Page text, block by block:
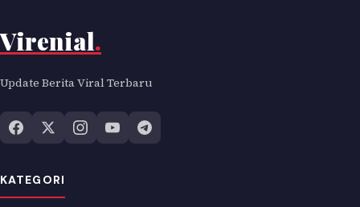
Virenial.
Update Berita Viral Terbaru
KATEGORI